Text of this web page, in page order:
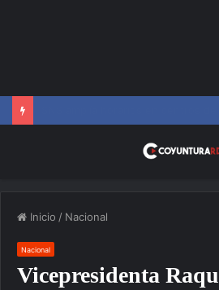
Inicio / Nacional
Nacional
Vicepresidenta